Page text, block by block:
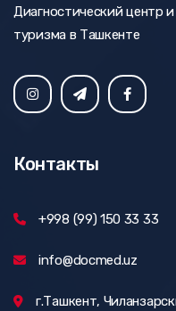
Диагностический центр
туризма в Ташкенте
Контакты
+998 (99) 150 33 33
info@docmed.uz
г.Ташкент,